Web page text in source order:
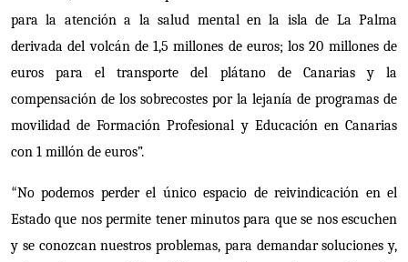
para la atención a la salud mental en la isla de La Palma
derivada del volcán de 1,5 millones de euros; los 20 millones de
euros para el transporte del plátano de Canarias y la
compensación de los sobrecostes por la lejanía de programas de
movilidad de Formación Profesional y Educación en Canarias
con 1 millón de euros”.
“No podemos perder el único espacio de reivindicación en el
Estado que nos permite tener minutos para que se nos escuchen
y se conozcan nuestros problemas, para demandar soluciones y,